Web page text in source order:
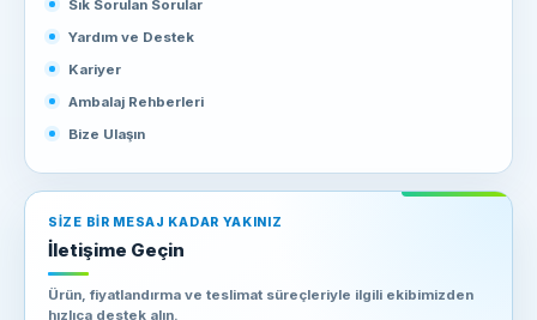
Sık Sorulan Sorular
Yardım ve Destek
Kariyer
Ambalaj Rehberleri
Bize Ulaşın
SIZE BIR MESAJ KADAR YAKINIZ
İletişime Geçin
Ürün, fiyatlandırma ve teslimat süreçleriyle ilgili ekibimizden
hızlıca destek alın.